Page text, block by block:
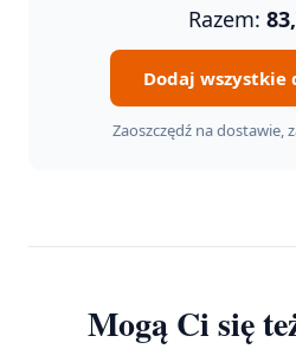
Razem:
Dodaj wszystkie
Zaoszczędź na dostawie,
Mogą Ci się